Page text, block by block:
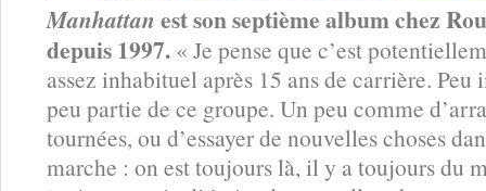
Manhattan est son septième album chez
depuis 1997. « Je pense que c’est
assez inhabituel après 15 ans de carrière.
peu partie de ce groupe. Un peu comme
tournées, ou d’essayer de nouvelles choses
marche : on est toujours là, il y a toujours du